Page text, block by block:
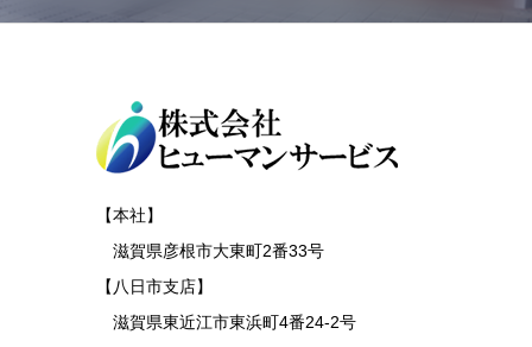
【本社】
滋賀県彦根市大東町2番33号
【八日市支店】
滋賀県東近江市東浜町4番24-2号